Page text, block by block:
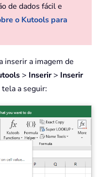
de dados fácil e
o Kutools para
inserir a imagem de
> Inserir> Inserir
tela a seguir: